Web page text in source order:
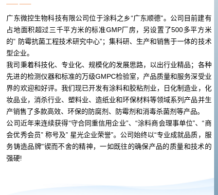
—— ——
广东微控生物科技有限公司位于涂料之乡“广东顺德"。公司目前建有
占地面积超过三千平方米的标准GMP厂房，另设置了500多平方米
的” 防霉抗菌工程技术研究中心”；集科研、生产和销售于一体的技术
型企业。
我司秉着科技化、专业化、规模化的发展思路，以出行业精品；各种
先进的检测仪器和标准的万级GMPC检验室，产品质量和服务深受业
界的欢迎和好评。我们现已开发有涂料和胶粘剂业，日化制造业，化
妆品业，消杀行业、塑料业、造纸业和环保材料等领域系列产品并生
产销售了多款高效、环保的防腐剂、防霉剂和消毒杀菌剂等产品。
公司近年来连续获得“守合同重信用企业”、“涂料商会理事单位”、“商
会优秀会员” 称号及” 星光企业荣誉”。公司始终以“专业成就品质，服
务铸造品牌"锲而不舍的精神，一如既往的确保产品的质量和技术的
强硬!